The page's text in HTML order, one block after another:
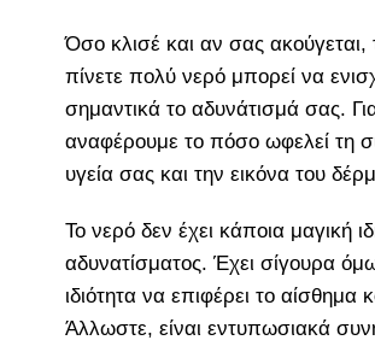
Όσο κλισέ και αν σας ακούγεται,
πίνετε πολύ νερό μπορεί να
σημαντικά το αδυνάτισμά σας.
αναφέρουμε το πόσο ωφελεί τη
υγεία σας και την εικόνα του
Το νερό δεν έχει κάποια μαγική
αδυνατίσματος. Έχει σίγουρα
ιδιότητα να επιφέρει το αίσθημα
Άλλωστε, είναι εντυπωσιακά